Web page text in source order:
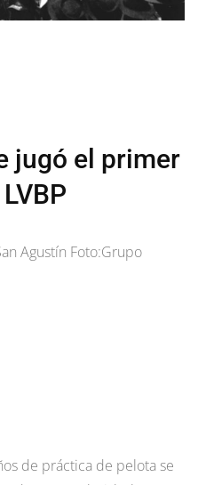
jugó el primer
Agustín Foto:Grupo
de práctica de pelota se